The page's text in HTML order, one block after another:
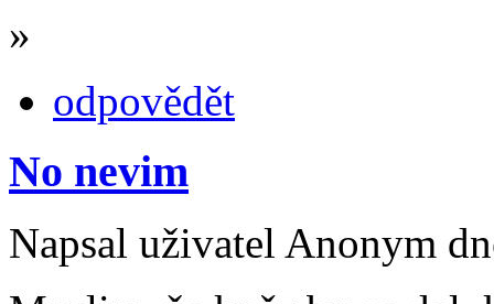
»
odpovědět
No nevim
Napsal uživatel Anonym